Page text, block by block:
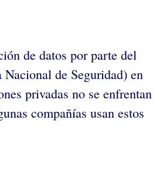
de datos por parte del
de Seguridad) en
privadas no se enfrentan
compañías usan estos